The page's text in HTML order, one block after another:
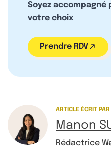
Soyez accompagné
votre choix
Prendre RDV
ARTICLE ÉCRIT PAR
Manon
Rédactrice